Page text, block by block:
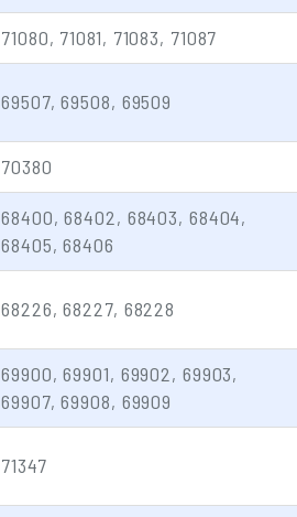
71080, 71081, 71083, 71087
69507, 69508, 69509
70380
68400, 68402, 68403, 68404,
68405, 68406
68226, 68227, 68228
69900, 69901, 69902, 69903,
69907, 69908, 69909
71347